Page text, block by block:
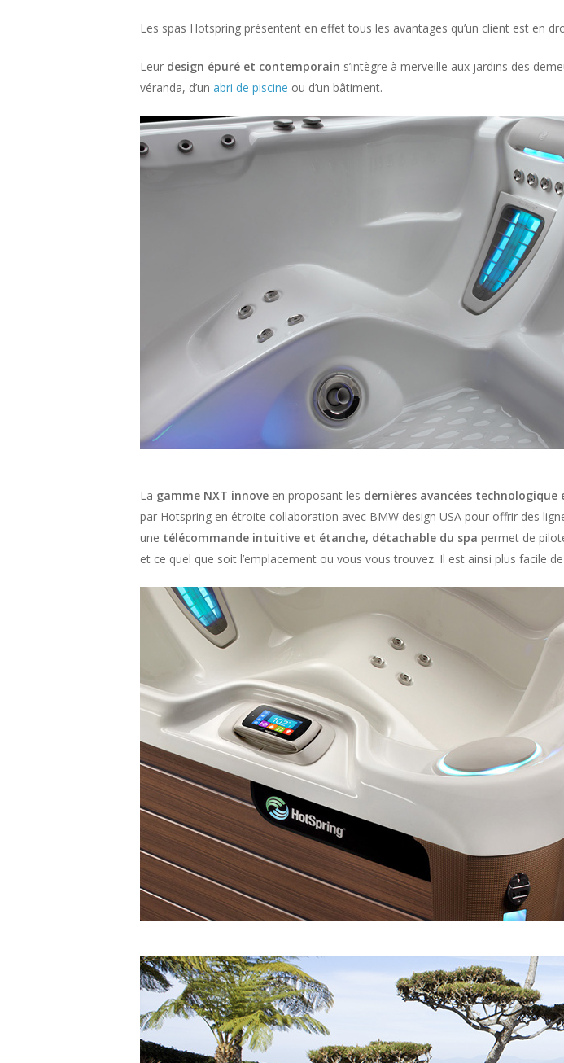
Les spas Hotspring présentent en effet tous les avantages qu’un client est en
Leur design épuré et contemporain s’intègre à merveille aux jardins des
véranda, d’un abri de piscine ou d’un bâtiment.
La gamme NXT innove en proposant les dernières avancées
par Hotspring en étroite collaboration avec BMW design USA pour offrir des
une télécommande intuitive et étanche, détachable du spa permet de
et ce quel que soit l’emplacement ou vous vous trouvez. Il est ainsi plus facile